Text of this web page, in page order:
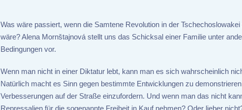
Was wäre passiert, wenn die Samtene Revolution in der
wäre? Alena Mornštajnová stellt uns das Schicksal einer Familie unter
Bedingungen vor.
Wenn man nicht in einer Diktatur lebt, kann man es sich wahrscheinlich
Natürlich macht es Sinn gegen bestimmte Entwicklungen zu
Verbesserungen auf der Straße einzufordern. Und wenn man das nicht
Repressalien für die sogenannte Freiheit in Kauf nehmen? Oder lieber